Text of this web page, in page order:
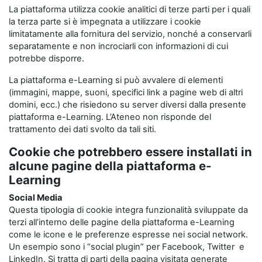
La piattaforma utilizza cookie analitici di terze parti per i quali
la terza parte si è impegnata a utilizzare i cookie
limitatamente alla fornitura del servizio, nonché a conservarli
separatamente e non incrociarli con informazioni di cui
potrebbe disporre.
La piattaforma e-Learning si può avvalere di elementi
(immagini, mappe, suoni, specifici link a pagine web di altri
domini, ecc.) che risiedono su server diversi dalla presente
piattaforma e-Learning. L’Ateneo non risponde del
trattamento dei dati svolto da tali siti.
Cookie che potrebbero essere installati in
alcune pagine della piattaforma e-
Learning
Social Media
Questa tipologia di cookie integra funzionalità sviluppate da
terzi all’interno delle pagine della piattaforma e-Learning
come le icone e le preferenze espresse nei social network.
Un esempio sono i “social plugin” per Facebook, Twitter e
LinkedIn. Si tratta di parti della pagina visitata generate